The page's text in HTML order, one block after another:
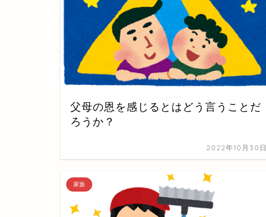
父母の恩を感じるとはどう言うことだ
ろうか？
2022年10月30日
家族